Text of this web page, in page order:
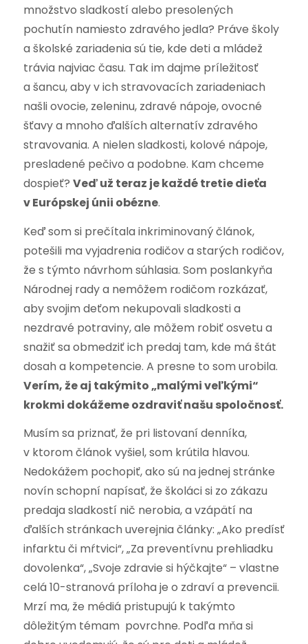
množstvo sladkostí alebo presolených
pochutín namiesto zdravého jedla? Práve školy
a školské zariadenia sú tie, kde deti a mládež
trávia najviac času. Tak im dajme príležitosť
a šancu, aby v ich stravovacích zariadeniach
našli ovocie, zeleninu, zdravé nápoje, ovocné
šťavy a mnoho ďalších alternatív zdravého
stravovania. A nielen sladkosti, kolové nápoje,
presladené pečivo a podobne. Kam chceme
dospieť? Veď už teraz je každé tretie dieťa
v Európskej únii obézne.
Keď som si prečítala inkriminovaný článok,
potešili ma vyjadrenia rodičov a starých rodičov,
že s týmto návrhom súhlasia. Som poslankyňa
Národnej rady a nemôžem rodičom rozkázať,
aby svojim deťom nekupovali sladkosti a
nezdravé potraviny, ale môžem robiť osvetu a
snažiť sa obmedziť ich predaj tam, kde má štát
dosah a kompetencie. A presne to som urobila.
Verím, že aj takýmito „malými veľkými“
krokmi dokážeme ozdraviť našu spoločnosť.
Musím sa priznať, že pri listovaní denníka,
v ktorom článok vyšiel, som krútila hlavou.
Nedokážem pochopiť, ako sú na jednej stránke
novín schopní napísať, že školáci si zo zákazu
predaja sladkostí nič nerobia, a vzápätí na
ďalších stránkach uverejnia články: „Ako predísť
infarktu či mŕtvici“, „Za preventívnu prehliadku
dovolenka“, „Svoje zdravie si hýčkajte“ – vlastne
celá 10-stranová príloha je o zdraví a prevencii.
Mrzí ma, že médiá pristupujú k takýmto
dôležitým témam povrchne. Podľa mňa si